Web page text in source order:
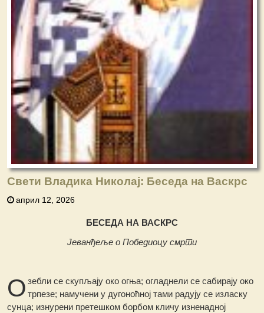
Свети Владика Николај: Беседа на Васкрс
април 12, 2026
БЕСЕДА НА ВАСКРС
Јеванђеље о Победиоцу смрти
О зебли се скупљају око огња; огладнели се сабирају око
трпезе; намучени у дугоноћној тами радују се изласку
сунца; изнурени претешком борбом кличу изненадној